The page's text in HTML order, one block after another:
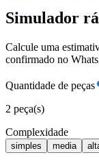
Simulador
Calcule uma
confirmado no
Quantidade de peças
2 peça(s)
Complexidade
simples media